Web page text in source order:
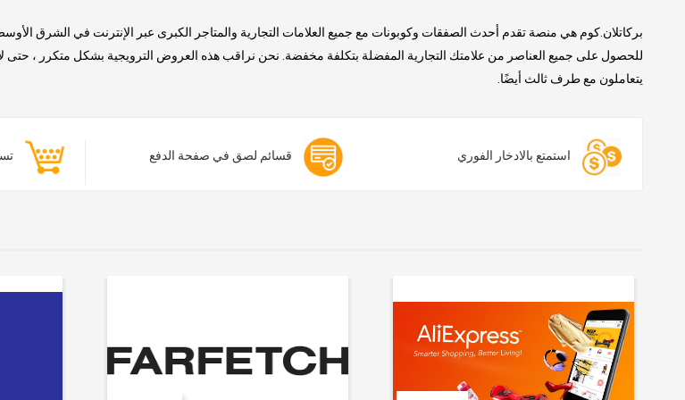
بركاتلان.كوم هي منصة تقدم أحدث الصفقات وكوبونات مع جميع العلامات التجارية والمتاجر الكبرى عبر الإنترنت في الشرق
للحصول على جميع العناصر من علامتك التجارية المفضلة بتكلفة مخفضة. نحن نراقب هذه العروض الترويجية بشكل متكرر ، حتى
يتعاملون مع طرف ثالث أيضًا.
قسائم لصق في صفحة الدفع استمتع بالادخار الفوري